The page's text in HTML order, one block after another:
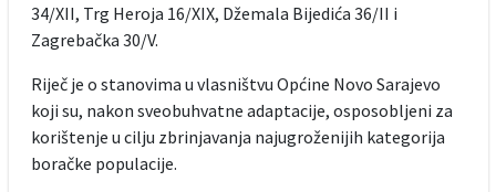
34/XII, Trg Heroja 16/XIX, Džemala Bijedića 36/II i
Zagrebačka 30/V.
Riječ je o stanovima u vlasništvu Općine Novo Sarajevo
koji su, nakon sveobuhvatne adaptacije, osposobljeni za
korištenje u cilju zbrinjavanja najugroženijih kategorija
boračke populacije.